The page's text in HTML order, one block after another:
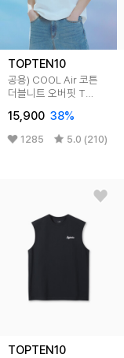
TOPTEN10
공용) COOL Air 코튼
더블니트 오버핏 T
15,900 38%
1285 5.0 (210)
TOPTEN10